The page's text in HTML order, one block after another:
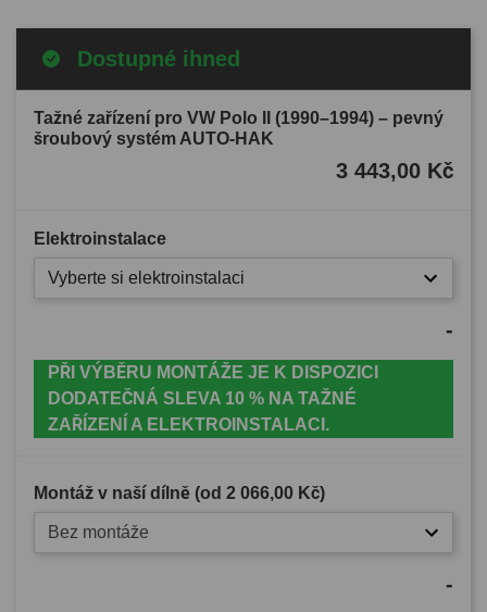
Dostupné ihned
Tažné zařízení pro VW Polo II (1990–1994) – pevný
šroubový systém AUTO-HAK
3 443,00 Kč
Elektroinstalace
Vyberte si elektroinstalaci
-
PŘI VÝBĚRU MONTÁŽE JE K DISPOZICI
DODATEČNÁ SLEVA 10 % NA TAŽNÉ
ZAŘÍZENÍ A ELEKTROINSTALACI.
Montáž v naší dílně (od 2 066,00 Kč)
Bez montáže
-